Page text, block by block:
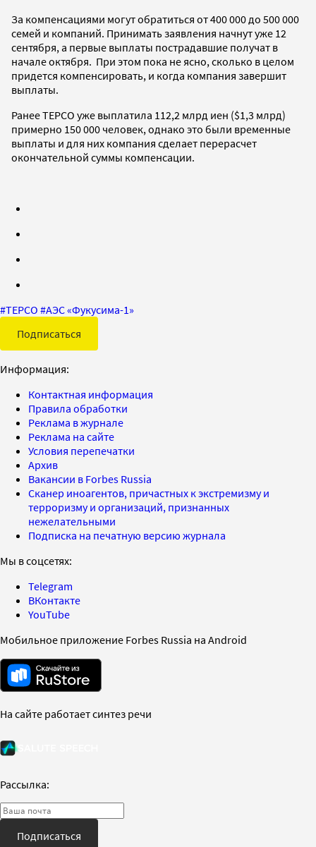
За компенсациями могут обратиться от 400 000 до 500 000
семей и компаний. Принимать заявления начнут уже 12
сентября, а первые выплаты пострадавшие получат в
начале октября. При этом пока не ясно, сколько в целом
придется компенсировать, и когда компания завершит
выплаты.
Ранее TEPCO уже выплатила 112,2 млрд иен ($1,3 млрд)
примерно 150 000 человек, однако это были временные
выплаты и для них компания сделает перерасчет
окончательной суммы компенсации.
#TEPCO #АЭС «Фукусима-1»
Подписаться
Информация:
Контактная информация
Правила обработки
Реклама в журнале
Реклама на сайте
Условия перепечатки
Архив
Вакансии в Forbes Russia
Сканер иноагентов, причастных к экстремизму и
терроризму и организаций, признанных
нежелательными
Подписка на печатную версию журнала
Мы в соцсетях:
Telegram
ВКонтакте
YouTube
Мобильное приложение Forbes Russia на Android
На сайте работает синтез речи
Рассылка:
Подписаться